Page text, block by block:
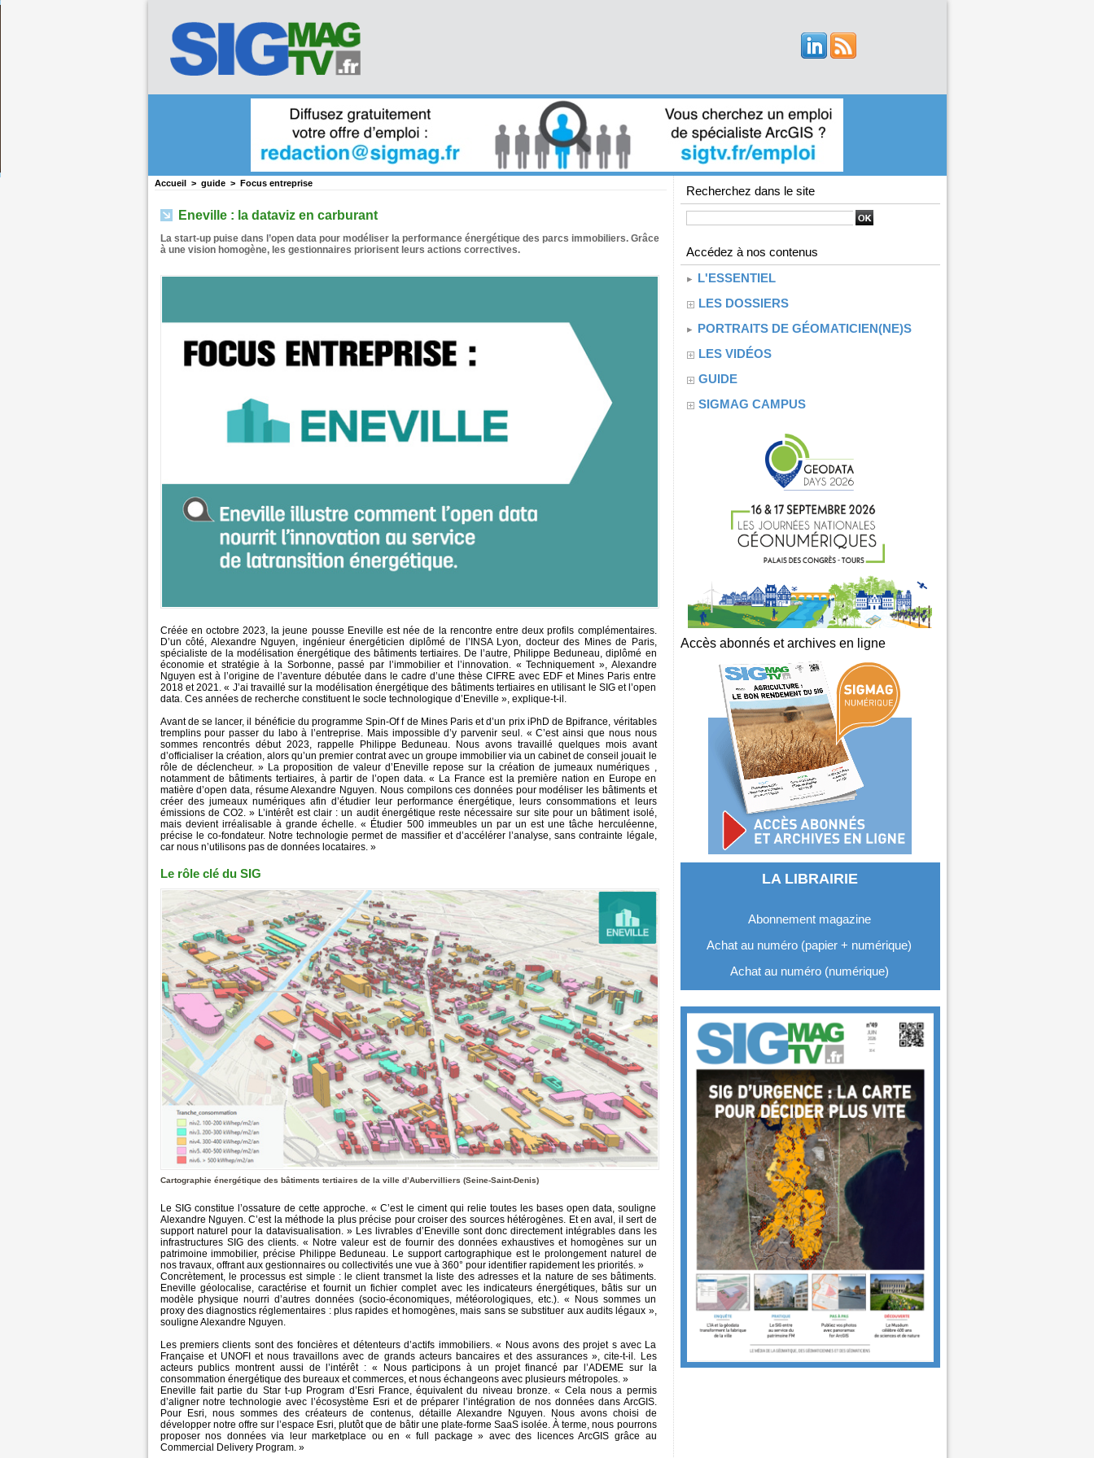
Accueil > guide > Focus entreprise
Eneville : la dataviz en carburant
La start-up puise dans l’open data pour modéliser la performance énergétique des parcs immobiliers. Grâce
à une vision homogène, les gestionnaires priorisent leurs actions correctives.
Créée en octobre 2023, la jeune pousse Eneville est née de la rencontre entre deux profils complémentaires.
D’un côté, Alexandre Nguyen, ingénieur énergéticien diplômé de l’INSA Lyon, docteur des Mines de Paris,
spécialiste de la modélisation énergétique des bâtiments tertiaires. De l’autre, Philippe Beduneau, diplômé en
économie et stratégie à la Sorbonne, passé par l’immobilier et l’innovation. « Techniquement », Alexandre
Nguyen est à l’origine de l’aventure débutée dans le cadre d’une thèse CIFRE avec EDF et Mines Paris entre
2018 et 2021. « J’ai travaillé sur la modélisation énergétique des bâtiments tertiaires en utilisant le SIG et l’open
data. Ces années de recherche constituent le socle technologique d’Eneville », explique-t-il.
Avant de se lancer, il bénéficie du programme Spin-Of f de Mines Paris et d’un prix iPhD de Bpifrance, véritables
tremplins pour passer du labo à l’entreprise. Mais impossible d’y parvenir seul. « C’est ainsi que nous nous
sommes rencontrés début 2023, rappelle Philippe Beduneau. Nous avons travaillé quelques mois avant
d’officialiser la création, alors qu’un premier contrat avec un groupe immobilier via un cabinet de conseil jouait le
rôle de déclencheur. » La proposition de valeur d’Eneville repose sur la création de jumeaux numériques ,
notamment de bâtiments tertiaires, à partir de l’open data. « La France est la première nation en Europe en
matière d’open data, résume Alexandre Nguyen. Nous compilons ces données pour modéliser les bâtiments et
créer des jumeaux numériques afin d’étudier leur performance énergétique, leurs consommations et leurs
émissions de CO2. » L’intérêt est clair : un audit énergétique reste nécessaire sur site pour un bâtiment isolé,
mais devient irréalisable à grande échelle. « Étudier 500 immeubles un par un est une tâche herculéenne,
précise le co-fondateur. Notre technologie permet de massifier et d’accélérer l’analyse, sans contrainte légale,
car nous n’utilisons pas de données locataires. »
Le rôle clé du SIG
Cartographie énergétique des bâtiments tertiaires de la ville d’Aubervilliers (Seine-Saint-Denis)
Le SIG constitue l’ossature de cette approche. « C’est le ciment qui relie toutes les bases open data, souligne
Alexandre Nguyen. C’est la méthode la plus précise pour croiser des sources hétérogènes. Et en aval, il sert de
support naturel pour la datavisualisation. » Les livrables d’Eneville sont donc directement intégrables dans les
infrastructures SIG des clients. « Notre valeur est de fournir des données exhaustives et homogènes sur un
patrimoine immobilier, précise Philippe Beduneau. Le support cartographique est le prolongement naturel de
nos travaux, offrant aux gestionnaires ou collectivités une vue à 360° pour identifier rapidement les priorités. »
Concrètement, le processus est simple : le client transmet la liste des adresses et la nature de ses bâtiments.
Eneville géolocalise, caractérise et fournit un fichier complet avec les indicateurs énergétiques, bâtis sur un
modèle physique nourri d’autres données (socio-économiques, météorologiques, etc.). « Nous sommes un
proxy des diagnostics réglementaires : plus rapides et homogènes, mais sans se substituer aux audits légaux »,
souligne Alexandre Nguyen.
Les premiers clients sont des foncières et détenteurs d’actifs immobiliers. « Nous avons des projet s avec La
Française et UNOFI et nous travaillons avec de grands acteurs bancaires et des assurances », cite-t-il. Les
acteurs publics montrent aussi de l’intérêt : « Nous participons à un projet financé par l’ADEME sur la
consommation énergétique des bureaux et commerces, et nous échangeons avec plusieurs métropoles. »
Eneville fait partie du Star t-up Program d’Esri France, équivalent du niveau bronze. « Cela nous a permis
d’aligner notre technologie avec l’écosystème Esri et de préparer l’intégration de nos données dans ArcGIS.
Pour Esri, nous sommes des créateurs de contenus, détaille Alexandre Nguyen. Nous avons choisi de
développer notre offre sur l’espace Esri, plutôt que de bâtir une plate-forme SaaS isolée. À terme, nous pourrons
proposer nos données via leur marketplace ou en « full package » avec des licences ArcGIS grâce au
Commercial Delivery Program. »
Recherchez dans le site
Accédez à nos contenus
L'ESSENTIEL
LES DOSSIERS
PORTRAITS DE GÉOMATICIEN(NE)S
LES VIDÉOS
GUIDE
SIGMAG CAMPUS
Accès abonnés et archives en ligne
LA LIBRAIRIE
Abonnement magazine
Achat au numéro (papier + numérique)
Achat au numéro (numérique)